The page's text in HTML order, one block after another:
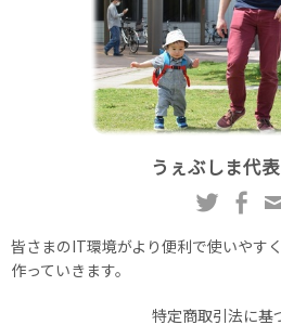
うぇぶしま代
皆さまのIT環境がより便利で使いやす
作っていきます。
特定商取引法に基